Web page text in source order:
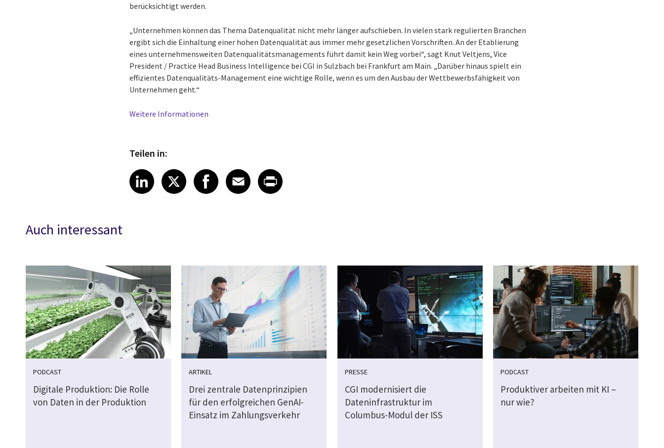
berücksichtigt werden.
„Unternehmen können das Thema Datenqualität nicht mehr länger aufschieben. In vielen stark regulierten Branchen
ergibt sich die Einhaltung einer hohen Datenqualität aus immer mehr gesetzlichen Vorschriften. An der Etablierung
eines unternehmensweiten Datenqualitätsmanagements führt damit kein Weg vorbei“, sagt Knut Veltjens, Vice
President / Practice Head Business Intelligence bei CGI in Sulzbach bei Frankfurt am Main. „Darüber hinaus spielt ein
effizientes Datenqualitäts-Management eine wichtige Rolle, wenn es um den Ausbau der Wettbewerbsfähigkeit von
Unternehmen geht.“
Weitere Informationen
Teilen in:
Share article on LinkedIn
LinkedIn
Share article on X
XShare article on Facebook
Facebook
Share article on Email
Email
Share article on Print
Auch interessant
PODCAST
Digitale Produktion: Die Rolle
von Daten in der Produktion
ARTIKEL
Drei zentrale Datenprinzipien
für den erfolgreichen GenAI-
Einsatz im Zahlungsverkehr
PRESSE
CGI modernisiert die
Dateninfrastruktur im
Columbus-Modul der ISS
PODCAST
Produktiver arbeiten mit KI –
nur wie?